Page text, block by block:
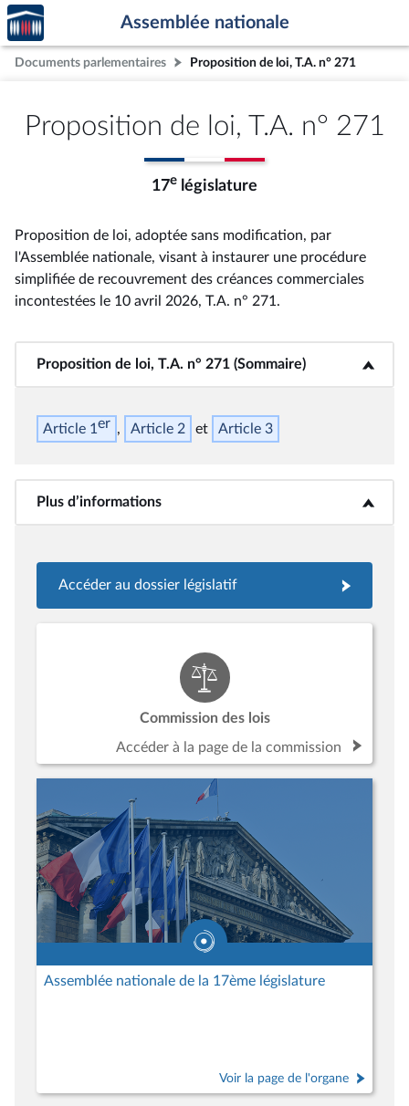
Aller au contenu
Aller en bas de la page
Accèder
à la
page
d'accueil
Assemblée nationale
Documents parlementaires Proposition de loi, T.A. n° 271
Proposition de loi, T.A. n° 271
17e législature
Proposition de loi, adoptée sans modification, par
l'Assemblée nationale, visant à instaurer une procédure
simplifiée de recouvrement des créances commerciales
incontestées le 10 avril 2026, T.A. n° 271 .
Proposition de loi, T.A. n° 271 (Sommaire)
<b>Proposition de loi, T.A. n° 271 (Sommaire)</b>
Article 1er Article 2 Article 3
Plus d’informations<b>Plus d’informations</b>
Accéder au dossier législatif
Commission des lois
Accéder à la page de la commission
Assemblée nationale de la 17ème législature
Voir la page de l'organe